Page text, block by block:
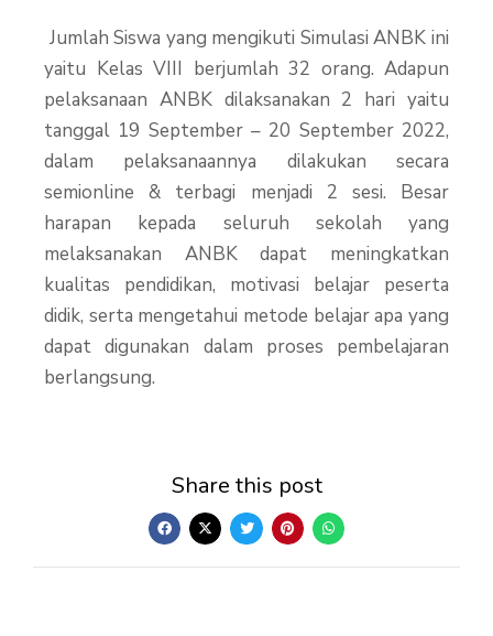
Jumlah Siswa yang mengikuti Simulasi ANBK ini
yaitu Kelas VIII berjumlah 32 orang. Adapun
pelaksanaan ANBK dilaksanakan 2 hari yaitu
tanggal 19 September – 20 September 2022,
dalam pelaksanaannya dilakukan secara
semionline & terbagi menjadi 2 sesi. Besar
harapan kepada seluruh sekolah yang
melaksanakan ANBK dapat meningkatkan
kualitas pendidikan, motivasi belajar peserta
didik, serta mengetahui metode belajar apa yang
dapat digunakan dalam proses pembelajaran
berlangsung.
Share this post